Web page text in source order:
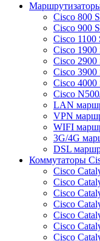
Cisco 800
Cisco 900
Cisco 1100
Cisco 1900
Cisco 2900
Cisco 3900
Cisco 4000
Cisco
LAN
VPN
WIFI
3G/4G
DSL
Коммутаторы
Cisco
Cisco
Cisco
Cisco
Cisco
Cisco
Cisco